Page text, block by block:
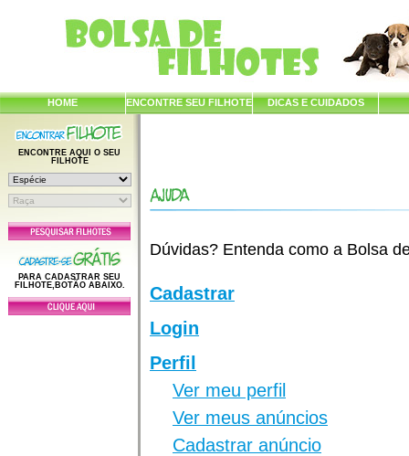
HOME ENCONTRE SEU FILHOTE DICAS E CUIDADOS
ENCONTRE AQUI O SEU
FILHOTE
PARA CADASTRAR SEU
FILHOTE,BOTÃO ABAIXO.
Dúvidas? Entenda como a Bolsa
Cadastrar
Login
Perfil
Ver meu perfil
Ver meus anúncios
Cadastrar anúncio